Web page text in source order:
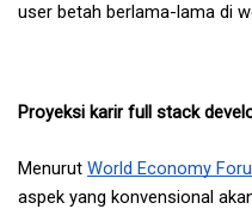
user betah berlama-lama di
Proyeksi karir full stack
Menurut World Economy
aspek yang konvensional